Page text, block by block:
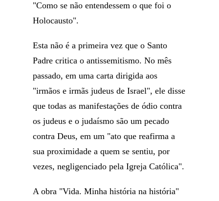
"Como se não entendessem o que foi o
Holocausto".
Esta não é a primeira vez que o Santo
Padre critica o antissemitismo. No mês
passado, em uma carta dirigida aos
"irmãos e irmãs judeus de Israel", ele disse
que todas as manifestações de ódio contra
os judeus e o judaísmo são um pecado
contra Deus, em um "ato que reafirma a
sua proximidade a quem se sentiu, por
vezes, negligenciado pela Igreja Católica".
A obra "Vida. Minha história na história"